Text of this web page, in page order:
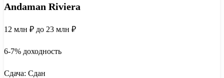
Andaman Riviera
12 млн ₽ до 23 млн ₽
6-7% доходность
Сдача: Сдан